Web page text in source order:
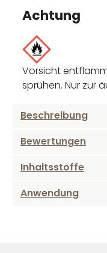
Achtung
Vorsicht
sprühen. Nur zur
Beschreibung
Bewertungen
Inhaltsstoffe
Anwendung